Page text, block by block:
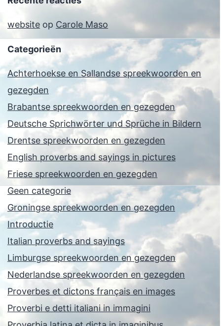
website op Carole Maso
Categorieën
Achterhoekse en Sallandse spreekwoorden en
gezegden
Brabantse spreekwoorden en gezegden
Deutsche Sprichwörter und Sprüche in Bildern
Drentse spreekwoorden en gezegden
English proverbs and sayings in pictures
Friese spreekwoorden en gezegden
Geen categorie
Groningse spreekwoorden en gezegden
Introductie
Italian proverbs and sayings
Limburgse spreekwoorden en gezegden
Nederlandse spreekwoorden en gezegden
Proverbes et dictons français en images
Proverbi e detti italiani in immagini